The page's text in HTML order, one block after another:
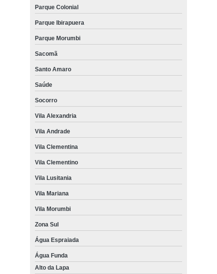
Parque Colonial
Parque Ibirapuera
Parque Morumbi
Sacomã
Santo Amaro
Saúde
Socorro
Vila Alexandria
Vila Andrade
Vila Clementina
Vila Clementino
Vila Lusitania
Vila Mariana
Vila Morumbi
Zona Sul
Água Espraiada
Água Funda
Alto da Lapa